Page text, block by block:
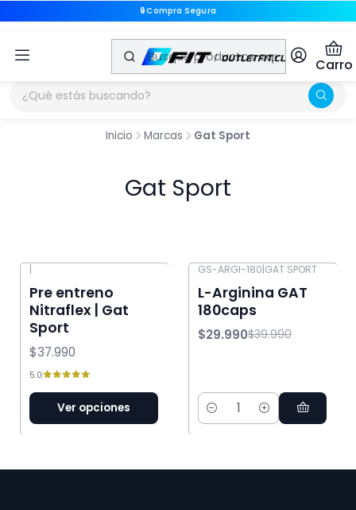
🔒 Compra Segura
Carro
Inicio Marcas Gat Sport
Gat Sport
|
Pre entreno
Nitraflex | Gat
Sport
$37.990
5.0
Ver opciones
GS-ARGI-180|GAT SPORT
L-Arginina GAT
180caps
$29.990$39.990
Cantidad
🔒 Compra Segura